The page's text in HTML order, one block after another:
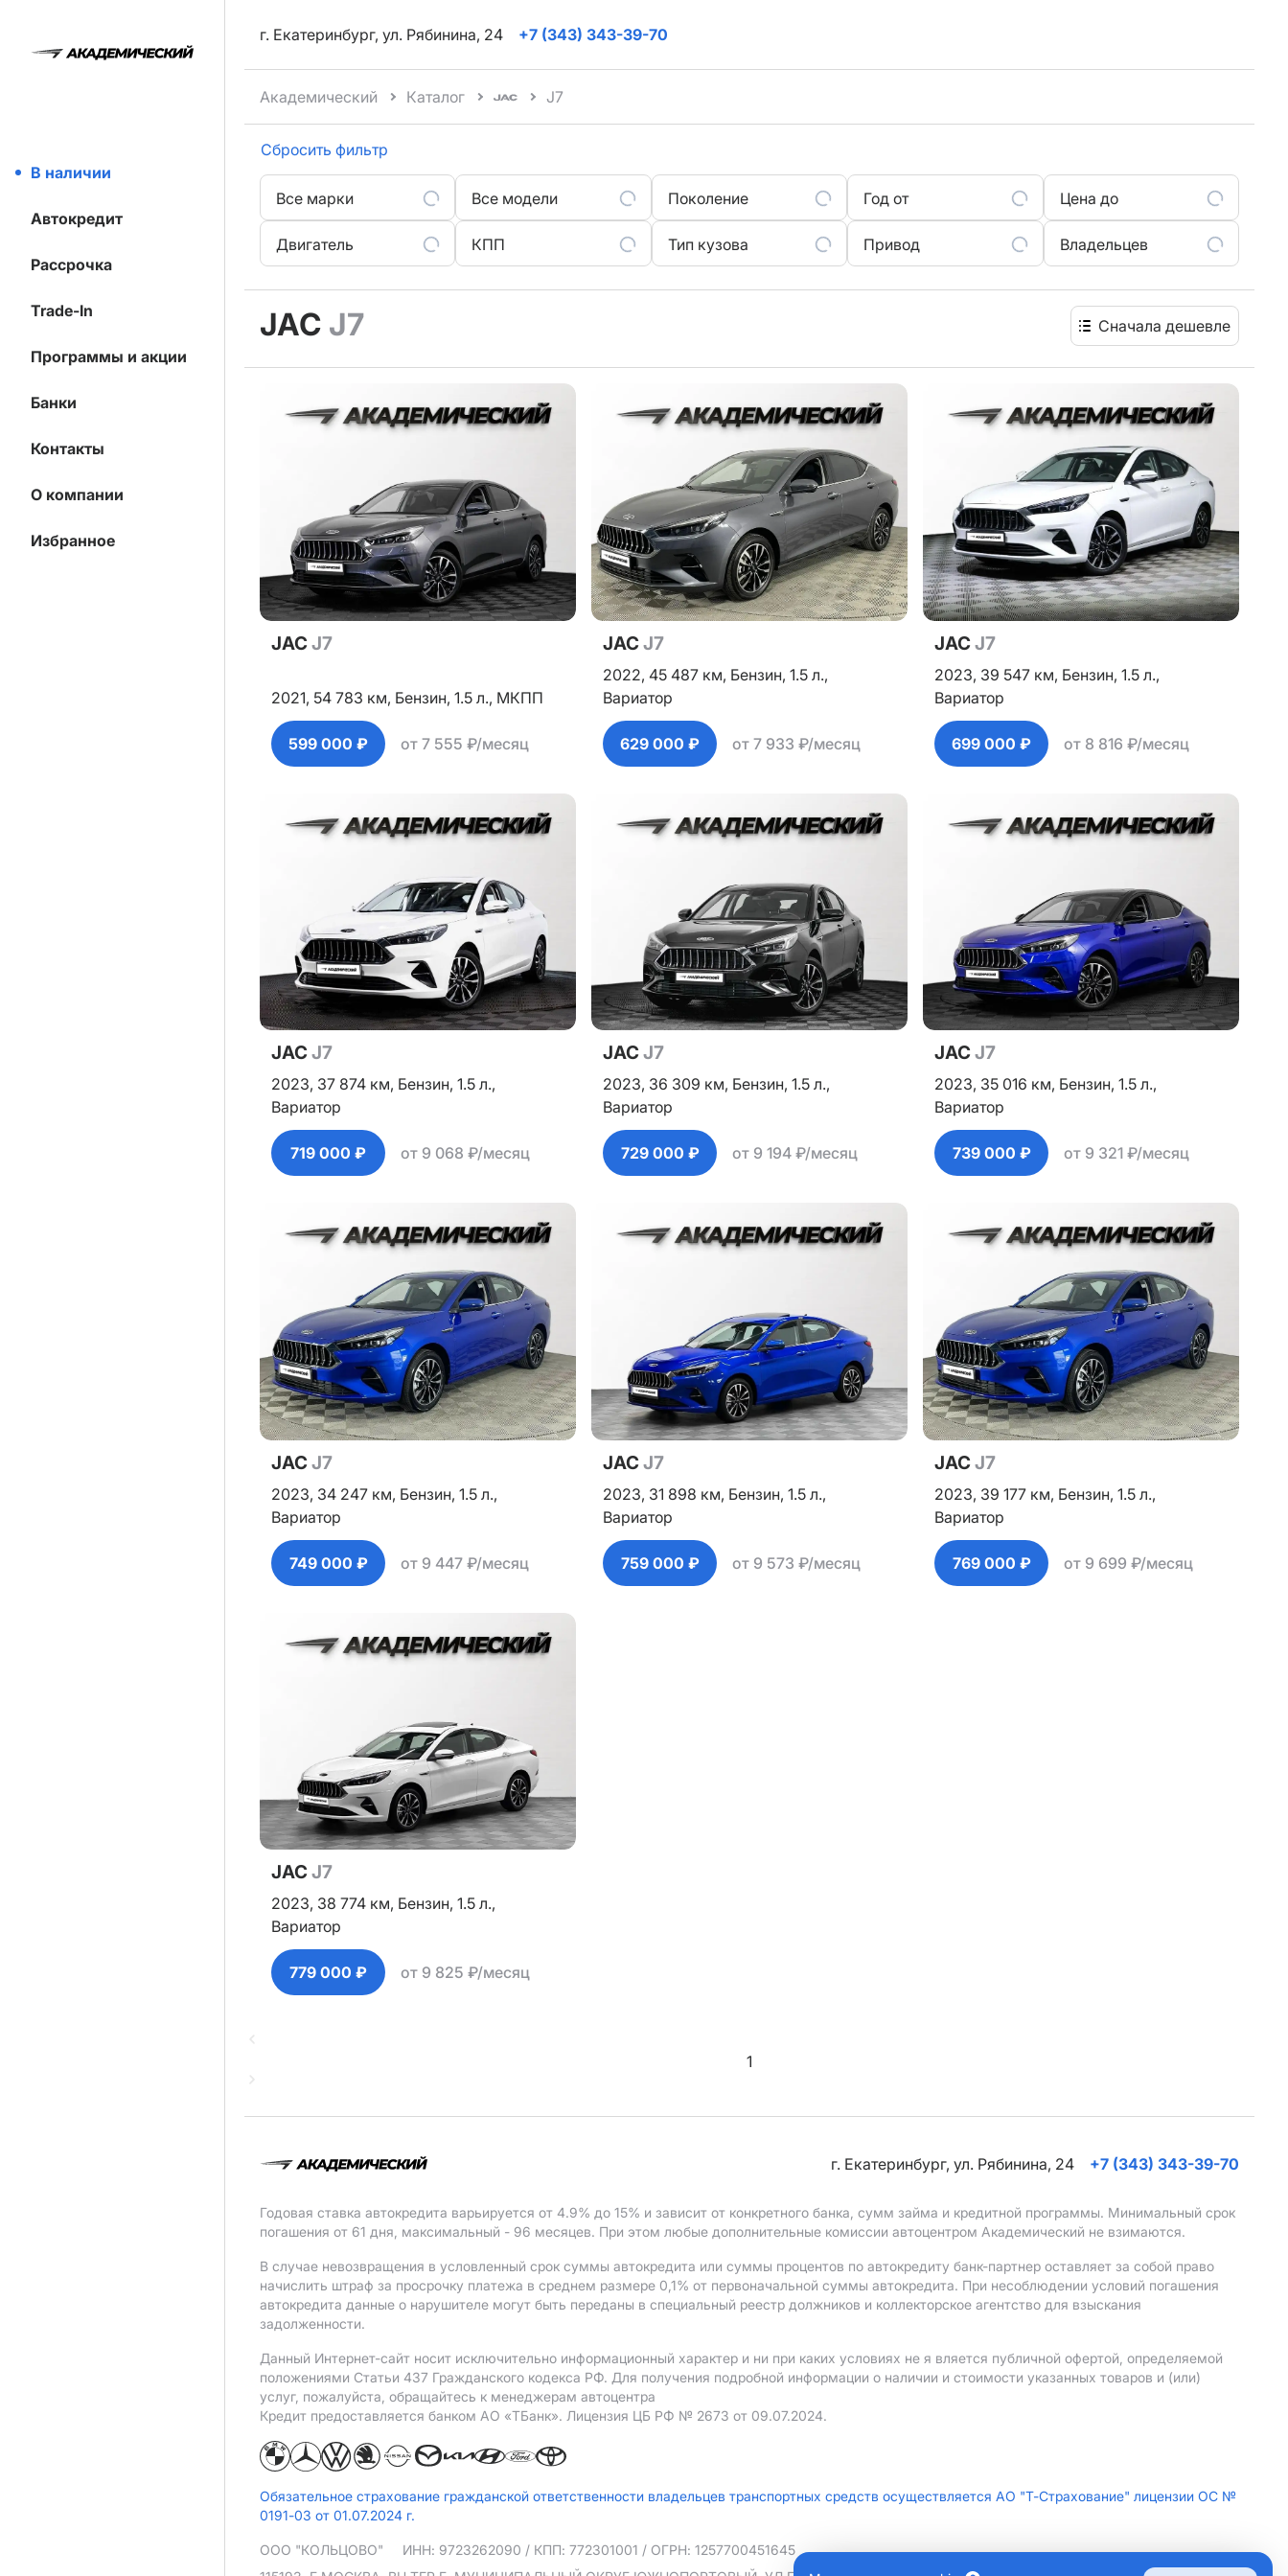
В наличии
Автокредит
Рассрочка
Trade-In
Программы и акции
Банки
Контакты
О компании
Избранное
г. Екатеринбург, ул. Рябинина, 24 +7 (343) 343-39-70
Академический Каталог J7
Сбросить фильтр
Все марки Все модели Поколение Год от Цена до
Двигатель КПП Тип кузова Привод Владельцев
JAC J7 Сначала дешевле
JACJ7
2021, 54 783 км, Бензин, 1.5 л., МКПП
599 000 ₽ от 7 555 ₽/месяц
JACJ7
2022, 45 487 км, Бензин, 1.5 л.,
Вариатор
629 000 ₽ от 7 933 ₽/месяц
JACJ7
2023, 39 547 км, Бензин, 1.5 л.,
Вариатор
699 000 ₽ от 8 816 ₽/месяц
JACJ7
2023, 37 874 км, Бензин, 1.5 л.,
Вариатор
719 000 ₽ от 9 068 ₽/месяц
JACJ7
2023, 36 309 км, Бензин, 1.5 л.,
Вариатор
729 000 ₽ от 9 194 ₽/месяц
JACJ7
2023, 35 016 км, Бензин, 1.5 л.,
Вариатор
739 000 ₽ от 9 321 ₽/месяц
JACJ7
2023, 34 247 км, Бензин, 1.5 л.,
Вариатор
749 000 ₽ от 9 447 ₽/месяц
JACJ7
2023, 31 898 км, Бензин, 1.5 л.,
Вариатор
759 000 ₽ от 9 573 ₽/месяц
JACJ7
2023, 39 177 км, Бензин, 1.5 л.,
Вариатор
769 000 ₽ от 9 699 ₽/месяц
JACJ7
2023, 38 774 км, Бензин, 1.5 л.,
Вариатор
779 000 ₽ от 9 825 ₽/месяц
1
г. Екатеринбург, ул. Рябинина, 24 +7 (343) 343-39-70
Годовая ставка автокредита варьируется от 4.9% до 15% и зависит от конкретного банка, сумм займа и кредитной программы. Минимальный срок
погашения от 61 дня, максимальный - 96 месяцев. При этом любые дополнительные комиссии автоцентром Академический не взимаются.
В случае невозвращения в условленный срок суммы автокредита или суммы процентов по автокредиту банк-партнер оставляет за собой право
начислить штраф за просрочку платежа в среднем размере 0,1% от первоначальной суммы автокредита. При несоблюдении условий погашения
автокредита данные о нарушителе могут быть переданы в специальный реестр должников и коллекторское агентство для взыскания
задолженности.
Данный Интернет-сайт носит исключительно информационный характер и ни при каких условиях не я вляется публичной офертой, определяемой
положениями Статьи 437 Гражданского кодекса РФ. Для получения подробной информации о наличии и стоимости указанных товаров и (или)
услуг, пожалуйста, обращайтесь к менеджерам автоцентра
Кредит предоставляется банком АO «ТБанк». Лицензия ЦБ РФ № 2673 от 09.07.2024.
Обязательное страхование гражданской ответственности владельцев транспортных средств осуществляется АО "Т-Страхование" лицензии ОС №
0191-03 от 01.07.2024 г.
ООО "КОЛЬЦОВО" ИНН: 9723262090 / КПП: 772301001 / ОГРН: 1257700451645